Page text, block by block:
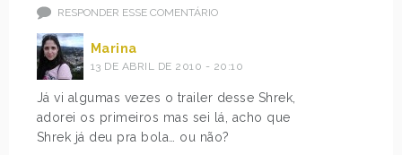
RESPONDER ESSE COMENTÁRIO
Marina
13 DE ABRIL DE 2010 - 20:10
Já vi algumas vezes o trailer desse Shrek,
adorei os primeiros mas sei lá, acho que
Shrek já deu pra bola… ou não?